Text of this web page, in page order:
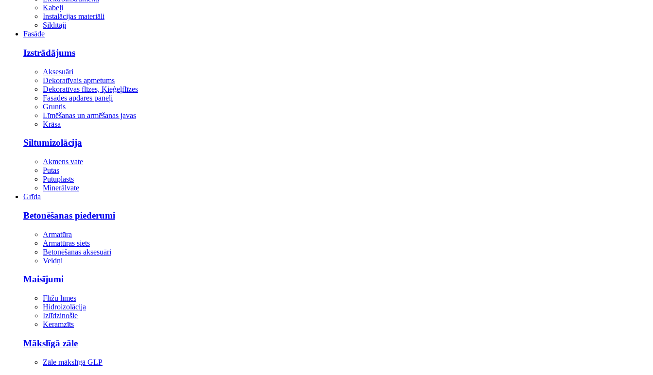
Kabeļi
Instalācijas materiāli
Sildītāji
Fasāde
Izstrādājums
Aksesuāri
Dekoratīvais apmetums
Dekoratīvas flīzes, Ķieģeļflīzes
Fasādes apdares paneļi
Gruntis
Līmēšanas un armēšanas javas
Krāsa
Siltumizolācija
Akmens vate
Putas
Putuplasts
Minerālvate
Grīda
Betonēšanas piederumi
Armatūra
Armatūras siets
Betonēšanas aksesuāri
Veidņi
Maisījumi
Flīžu līmes
Hidroizolācija
Izlīdzinošie
Keramzīts
Mākslīgā zāle
Zāle mākslīgā GLP